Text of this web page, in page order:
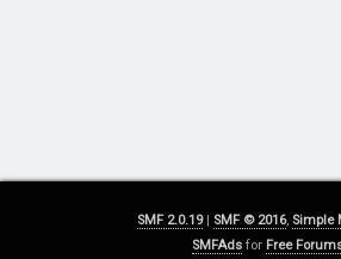
SMF 2.0.19| SMF © 2016, Simple
SMFAdsfor Free